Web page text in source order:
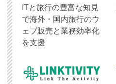
ITと旅行の豊富な知見
で海外・国内旅行のウ
ェブ販売と業務効率化
を支援